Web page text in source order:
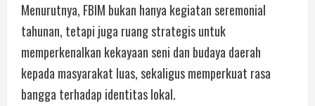
Menurutnya, FBIM bukan hanya kegiatan seremonial
tahunan, tetapi juga ruang strategis untuk
memperkenalkan kekayaan seni dan budaya daerah
kepada masyarakat luas, sekaligus memperkuat rasa
bangga terhadap identitas lokal.